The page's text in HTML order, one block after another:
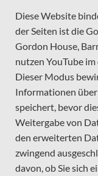
Diese Website
der Seiten ist die
Gordon House,
nutzen YouTube
Dieser Modus
Informationen
speichert, bevor
Weitergabe von
den erweiterten
zwingend
davon, ob Sie sich